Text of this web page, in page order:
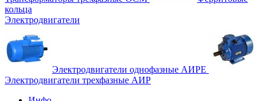
кольца
Электродвигатели
Электродвигатели однофазные АИРЕ
Электродвигатели трехфазные АИР